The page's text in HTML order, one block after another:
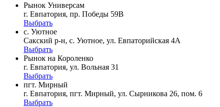
Рынок Универсам
г. Евпатория, пр. Победы 59В
Выбрать
с. Уютное
Сакский р-н, с. Уютное, ул. Евпаторийская 4А
Выбрать
Рынок на Короленко
г. Евпатория, ул. Вольная 31
Выбрать
пгт. Мирный
г. Евпатория, пгт. Мирный, ул. Сырникова 26, пом. 6
Выбрать